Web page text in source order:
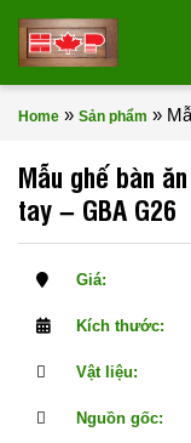
Home » Sản phẩm »
Mẫu ghế bàn
tay – GBA G26
Giá:
Kích thước:
Vật liệu:
Nguồn gốc: